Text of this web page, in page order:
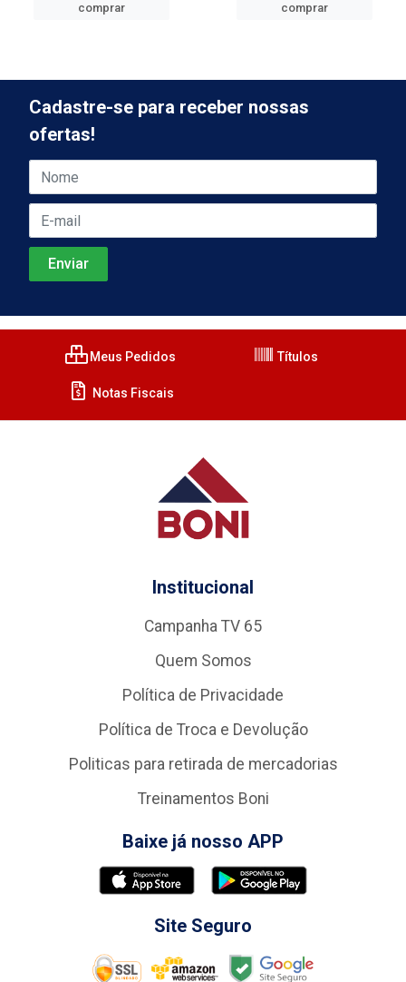
comprar comprar
Cadastre-se para receber nossas
ofertas!
Meus Pedidos Títulos
Notas Fiscais
Institucional
Campanha TV 65
Quem Somos
Política de Privacidade
Política de Troca e Devolução
Politicas para retirada de mercadorias
Treinamentos Boni
Baixe já nosso APP
Site Seguro